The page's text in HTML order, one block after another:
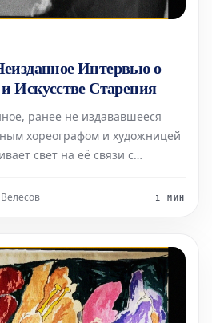
Интервью о
Искусстве Старения
ранее не издававшееся
хореографом и художницей
свет на её связи с
Проведённое в 2014
Велесов 1 МИН